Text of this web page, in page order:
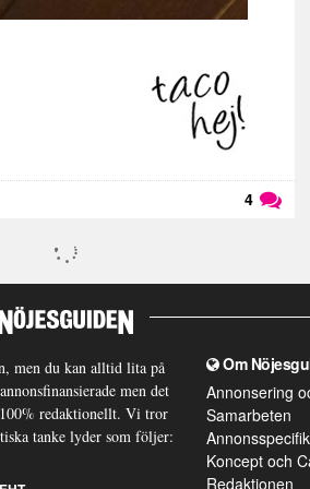
4
men du kan alltid lita på
men det
redaktionellt. Vi tror
tanke lyder som följer:
Om
Annonsering
Samarbeten
Koncept och
Redaktionen